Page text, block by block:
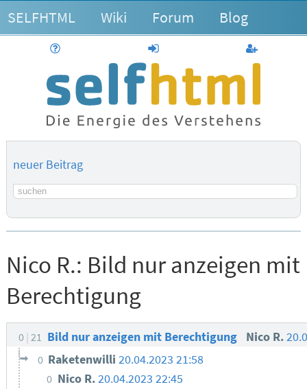
SELFHTML Wiki Forum Blog
anmelden
neuer Beitrag
Suchbegriff
Nico R.: Bild nur anzeigen mit
Berechtigung
0 21 Bild nur anzeigen mit Berechtigung Nico R.
0 Raketenwilli20.04.2023 21:58
0 Nico R.20.04.2023 22:45